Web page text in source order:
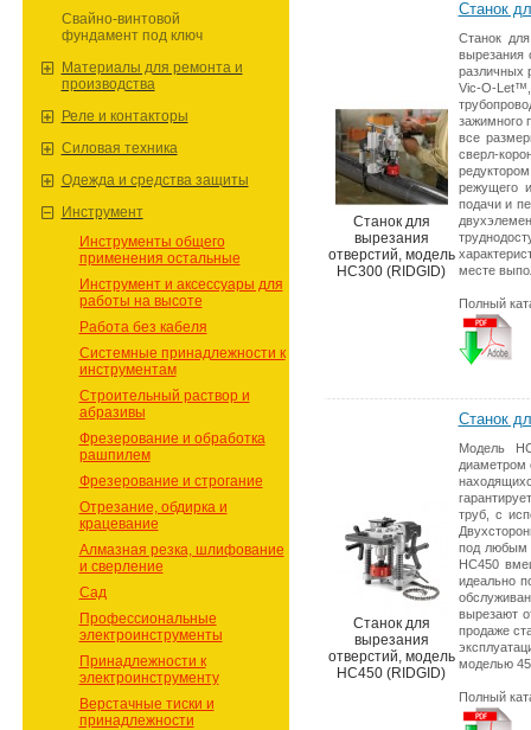
Свайно-винтовой
фундамент под ключ
Материалы для ремонта и
производства
Реле и контакторы
Силовая техника
Одежда и средства защиты
Инструмент
Инструменты общего
применения остальные
Инструмент и аксессуары для
работы на высоте
Работа без кабеля
Системные принадлежности к
инструментам
Строительный раствор и
абразивы
Фрезерование и обработка
рашпилем
Фрезерование и строгание
Отрезание, обдирка и
крацевание
Алмазная резка, шлифование
и сверление
Сад
Профессиональные
электроинструменты
Принадлежности к
электроинструменту
Верстачные тиски и
принадлежности
Cтанок для
вырезания
отверстий, модель
HC300 (RIDGID)
Cтанок
Станок
вырезания
различных
Vic-O-
зажимного
все
сверл-
режущего
подачи и
месте
Полный
Cтанок для
вырезания
отверстий, модель
HC450 (RIDGID)
Cтанок
Модель
диаметром
труб, с
под любым
HC450
идеально
вырезают
продаже
моделью
Полный